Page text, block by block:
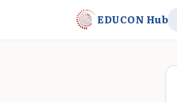
EDUCON Hub